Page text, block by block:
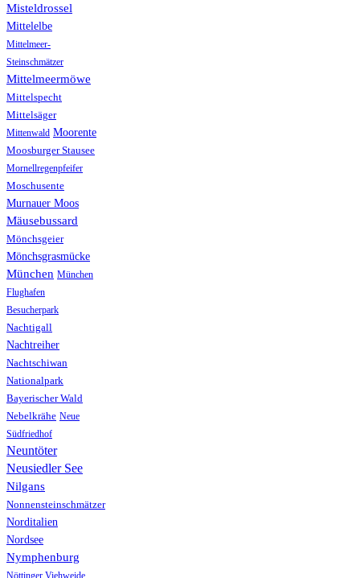
Misteldrossel
Mittelelbe
Mittelmeer-
Steinschmätzer
Mittelmeermöwe
Mittelspecht
Mittelsäger
Mittenwald Moorente
Moosburger Stausee
Mornellregenpfeifer
Moschusente
Murnauer Moos
Mäusebussard
Mönchsgeier
Mönchsgrasmücke
München München
Flughafen
Besucherpark
Nachtigall
Nachtreiher
Nachtschiwan
Nationalpark
Bayerischer Wald
Nebelkrähe Neue
Südfriedhof
Neuntöter
Neusiedler See
Nilgans
Nonnensteinschmätzer
Norditalien
Nordsee
Nymphenburg
Nöttinger Viehweide